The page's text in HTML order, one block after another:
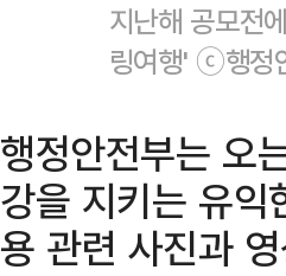
지난해 공모전
링여행' ⓒ행정
행정안전부는 오
강을 지키는 유익
용 관련 사진과